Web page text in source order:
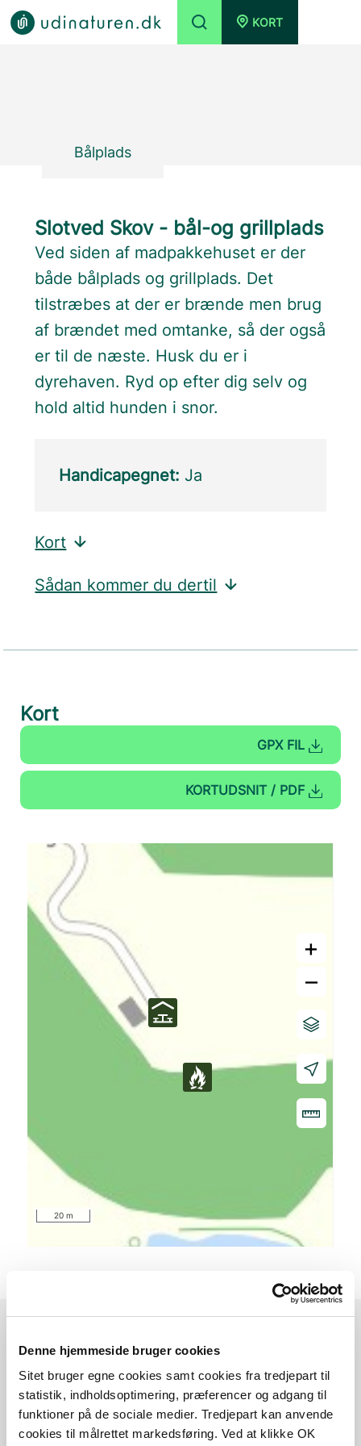
Denne hjemmeside bruger cookies
Sitet bruger egne cookies samt cookies fra tredjepart til
statistik, indholdsoptimering, præferencer og adgang til
funktioner på de sociale medier. Tredjepart kan anvende
cookies til målrettet markedsføring. Ved at klikke OK
KORT
Bålplads
Slotved Skov - bål-og grillplads
Ved siden af madpakkehuset er der
både bålplads og grillplads. Det
tilstræbes at der er brænde men brug
af brændet med omtanke, så der også
er til de næste. Husk du er i
dyrehaven. Ryd op efter dig selv og
hold altid hunden i snor.
Handicapegnet: Ja
Kort
Sådan kommer du dertil
Kort
GPX FIL
KORTUDSNIT / PDF
+
–
20 m
Sådan kommer du dertil
Parkering